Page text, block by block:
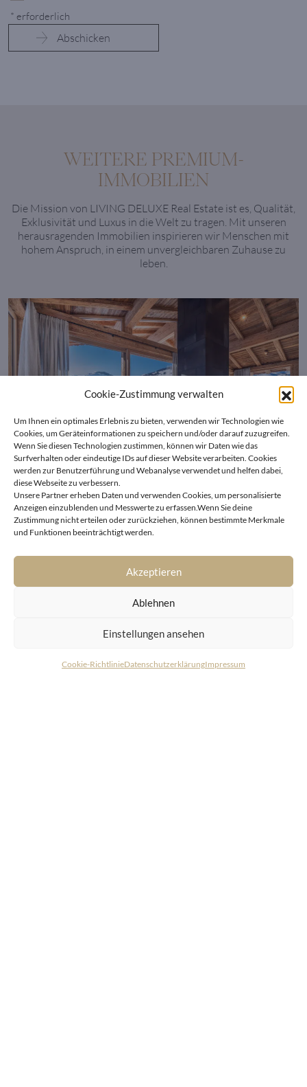
Cookie-Zustimmung verwalten
Um Ihnen ein optimales Erlebnis zu bieten, verwenden wir Technologien wie
Cookies, um Geräteinformationen zu speichern und/oder darauf zuzugreifen.
Wenn Sie diesen Technologien zustimmen, können wir Daten wie das
Surfverhalten oder eindeutige IDs auf dieser Website verarbeiten. Cookies
werden zur Benutzerführung und Webanalyse verwendet und helfen dabei,
diese Webseite zu verbessern.
Unsere Partner erheben Daten und verwenden Cookies, um personalisierte
Anzeigen einzublenden und Messwerte zu erfassen.Wenn Sie deine
Zustimmung nicht erteilen oder zurückziehen, können bestimmte Merkmale
und Funktionen beeinträchtigt werden.
Akzeptieren
Ablehnen
Einstellungen ansehen
Cookie-RichtlinieDatenschutzerklärungImpressum
* erforderlich
WEITERE PREMIUM-
IMMOBILIEN
Die Mission von LIVING DELUXE Real Estate ist es, Qualität,
Exklusivität und Luxus in die Welt zu tragen. Mit unseren
herausragenden Immobilien inspirieren wir Menschen mit
hohem Anspruch, in einem unvergleichbaren Zuhause zu
leben.
Jochberg